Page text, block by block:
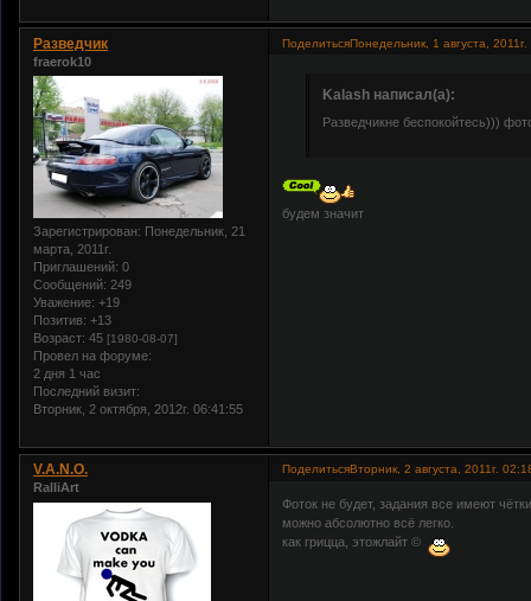
ПоделитьсяПонедельник, 1 августа,
Разведчик
fraerok10
Зарегистрирован: Понедельник, 21
марта, 2011г.
Приглашений: 0
Сообщений: 249
Уважение: +19
Позитив: +13
Возраст: 45 [1980-08-07]
Провел на форуме:
2 дня 1 час
Последний визит:
Вторник, 2 октября, 2012г. 06:41:55
Kalash написал(а):
Разведчикне беспокойтесь)))
будем значит
ПоделитьсяВторник, 2 августа, 2011г.
V.A.N.O.
RalliArt
Фоток не будет, задания все имеют
можно абсолютно всё легко.
как грицца, этожлайт ©